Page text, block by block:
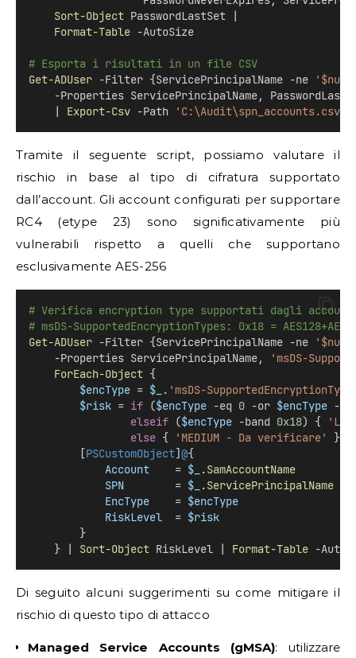
Sort-Object PasswordLastSet |
Format-Table -AutoSize
# Esporta i risultati in un file CSV
Get-ADUser -Filter {ServicePrincipalName -ne
-Properties ServicePrincipalName,
    |
Export-Csv -Path 'C:\Audit\spn_accounts.csv'
Tramite il seguente script, possiamo valutare il
rischio in base al tipo di cifratura supportato
dall’account. Gli account configurati per supportare
RC4 (etype 23) sono significativamente più
vulnerabili rispetto a quelli che supportano
esclusivamente AES-256
# Verifica encryption type supportati dagli account
# msDS-SupportedEncryptionTypes: 0x18 =
Get-ADUser -Filter {ServicePrincipalName -ne
    -Properties ServicePrincipalName,
'msDS-
ForEach-Object {
$encType = $_ . 'msDS-
$risk = if ($encType -eq 0 -or $encType -
elseif ($encType -band 0x18) {
else { 'MEDIUM - Da verificare'
}
        [
PSCustomObject]@{
Account
    =
$_
.SamAccountName
SPN
        =
$_ .ServicePrincipalName
EncType
    =
$encType
RiskLevel
  =
$risk
        }
    } |
Sort-Object RiskLevel | Format-Table -
Di seguito alcuni suggerimenti su come mitigare il
rischio di questo tipo di attacco
Managed Service Accounts (gMSA): utilizzare